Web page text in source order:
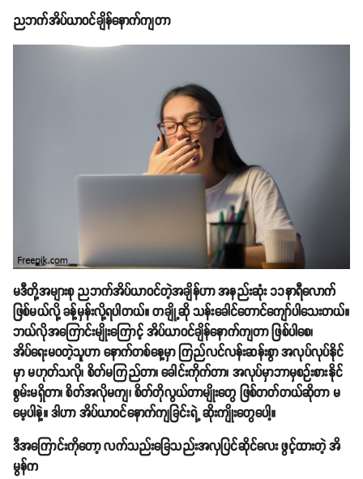
ညဘက်အိပ်ယာဝင်ချိန်နောက်ကျတာ
မဒီတို့အများစု ညဘက်အိပ်ယာဝင်တဲ့အချိန်ဟာ အနည်းဆုံး ၁၁နာရီလောက်
ဖြစ်မယ်လို့ ခန့်မှန်းလို့ရပါတယ်။ တချို့ဆို သန်းခေါင်တောင်ကျော်ပါသေးတယ်။
ဘယ်လိုအကြောင်းမျိုးကြောင့် အိပ်ယာဝင်ချိန်နောက်ကျတာ ဖြစ်ပါစေ၊
အိပ်ရေးမဝတဲ့သူဟာ နောက်တစ်နေ့မှာ ကြည်လင်လန်းဆန်းစွာ အလုပ်လုပ်နိုင်
မှာ မဟုတ်သလို၊ စိတ်မကြည်တာ၊ ခေါင်းကိုက်တာ၊ အလုပ်မှာဘာမှစဉ်းစားနိုင်
စွမ်းမရှိတာ၊ စိတ်အလိုမကျ၊ စိတ်တိုလွယ်တာမျိုးတွေ ဖြစ်တတ်တယ်ဆိုတာ မ
မေ့ပါနဲ့။ ဒါဟာ အိပ်ယာဝင်နောက်ကျခြင်းရဲ့ ဆိုးကျိုးတွေပေါ့။
ဒီအကြောင်းကိုတော့ လက်သည်းခြေသည်းအလှပြင်ဆိုင်လေး ဖွင့်ထားတဲ့ အိ
မွန်က